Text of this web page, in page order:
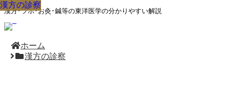
漢方･ツボ･お灸･鍼等の東洋医学の分かりやすい解説
ホーム
漢方の診察
漢方の診察
漢方の診察
漢方の診察
漢方の診察
漢方の診察
漢方の診察
漢方の診察
漢方の診察
漢方の診察